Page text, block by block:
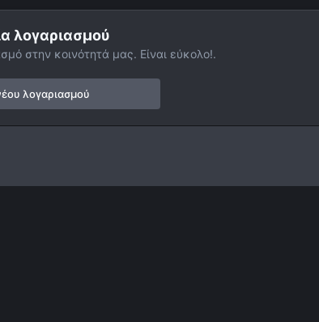
λογαριασμού
στην κοινότητά μας. Είναι εύκολο!.
λογαριασμού